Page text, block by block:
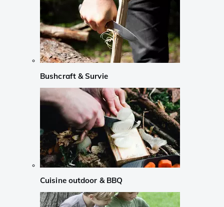
Bushcraft & Survie
Cuisine outdoor & BBQ